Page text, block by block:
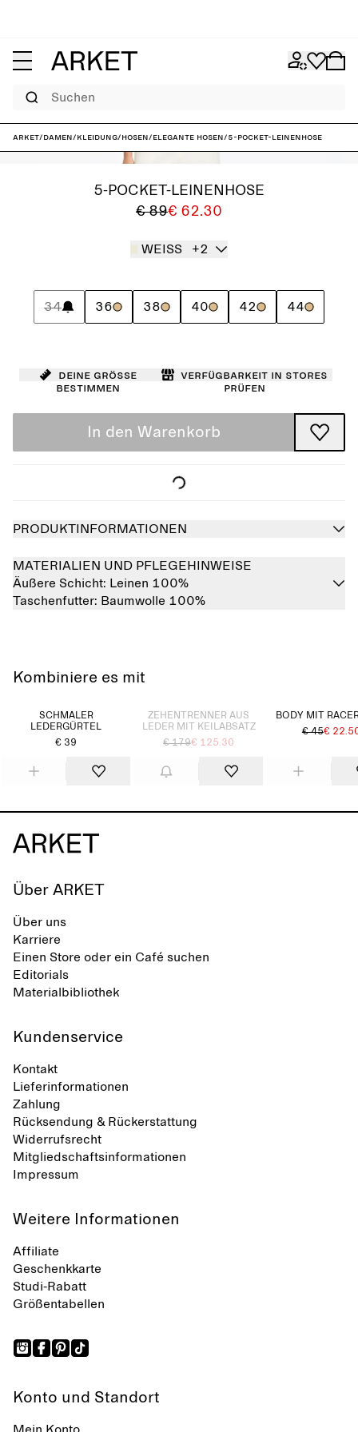
Suchen
ARKET/Damen/Kleidung/Hosen/Elegante Hosen/5-Pocket-Leinenhose
5-POCKET-LEINENHOSE
€ 89€ 62.30
WEISS +2
34 36 38 40 42 44
Deine Größe
bestimmen
Verfügbarkeit in Stores
prüfen
In den Warenkorb
PRODUKTINFORMATIONEN
MATERIALIEN UND PFLEGEHINWEISE
Äußere Schicht: Leinen 100%
Taschenfutter: Baumwolle 100%
Kombiniere es mit
SCHMALER
LEDERGÜRTEL
€ 39
ZEHENTRENNER AUS
LEDER MIT KEILABSATZ
€ 179€ 125.30
BODY MIT
€ 45€
Über ARKET
Über uns
Karriere
Einen Store oder ein Café suchen
Editorials
Materialbibliothek
Kundenservice
Kontakt
Lieferinformationen
Zahlung
Rücksendung & Rückerstattung
Widerrufsrecht
Mitgliedschaftsinformationen
Impressum
Weitere Informationen
Affiliate
Geschenkkarte
Studi-Rabatt
Größentabellen
Konto und Standort